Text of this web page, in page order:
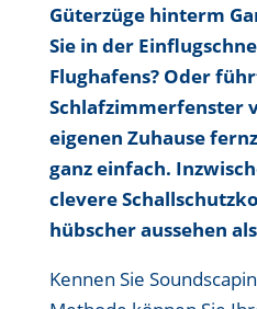
Güterzüge hinterm
Sie in der
Flughafens? Oder
Schlafzimmerfenster
eigenen Zuhause
ganz einfach.
clevere
hübscher aussehen
Kennen Sie